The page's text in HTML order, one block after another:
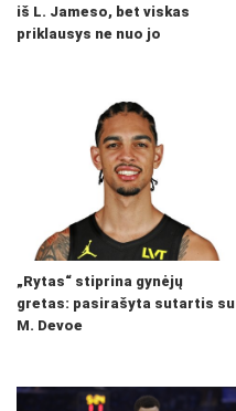
iš L. Jameso, bet viskas
priklausys ne nuo jo
„Rytas“ stiprina gynėjų
gretas: pasirašyta sutartis su
M. Devoe